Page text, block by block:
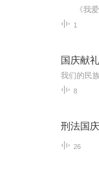
1
国庆献
8
刑法国庆
26